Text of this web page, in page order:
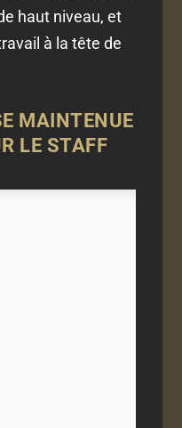
haut niveau, et
à la tête de
MAINTENUE
LE STAFF